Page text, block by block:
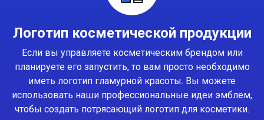
Логотип косметической продукции
Если вы управляете косметическим брендом или
планируете его запустить, то вам просто необходимо
иметь логотип гламурной красоты. Вы можете
использовать наши профессиональные идеи эмблем,
чтобы создать потрясающий логотип для косметики.